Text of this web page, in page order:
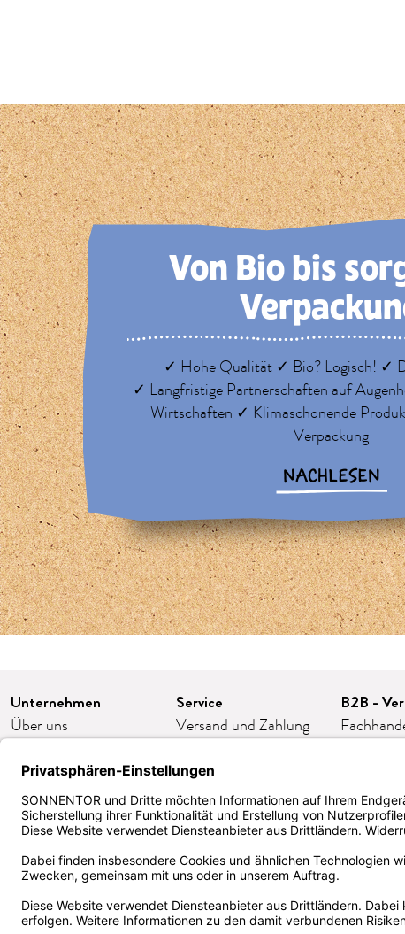
Von Bio bis
✓ Hohe Qualität ✓ Bio? Logisch! ✓
✓ Langfristige Partnerschaften auf
Wirtschaften ✓ Klimaschonende
Verpackung
NACHLESEN
Unternehmen
Über uns
Presse
Kooperationen
Impressum
Datenschutz
Barrierefreiheit
Service
Versand und Zahlung
Kontakt
AGB
Widerruf/Retoure
Cookie-Einstellungen
Kund:innen Klub
B2B -